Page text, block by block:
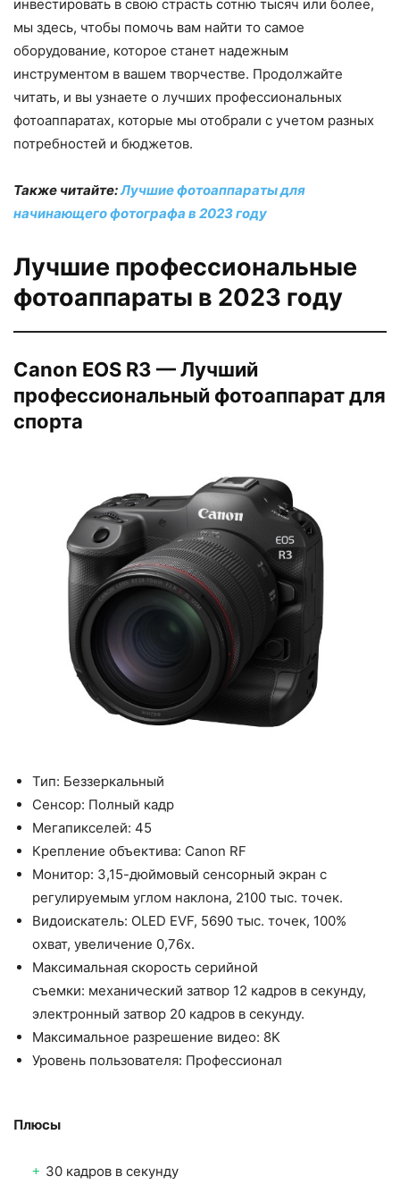
инвестировать в свою страсть сотню тысяч или более,
мы здесь, чтобы помочь вам найти то самое
оборудование, которое станет надежным
инструментом в вашем творчестве. Продолжайте
читать, и вы узнаете о лучших профессиональных
фотоаппаратах, которые мы отобрали с учетом разных
потребностей и бюджетов.
Также читайте:Лучшие фотоаппараты для
начинающего фотографа в 2023 году
Лучшие профессиональные
фотоаппараты в 2023 году
Canon EOS R3 — Лучший
профессиональный фотоаппарат для
спорта
Тип: Беззеркальный
Сенсор: Полный кадр
Мегапикселей: 45
Крепление объектива: Canon RF
Монитор: 3,15-дюймовый сенсорный экран с
регулируемым углом наклона, 2100 тыс. точек.
Видоискатель: OLED EVF, 5690 тыс. точек, 100%
охват, увеличение 0,76x.
Максимальная скорость серийной
съемки: механический затвор 12 кадров в секунду,
электронный затвор 20 кадров в секунду.
Максимальное разрешение видео: 8K
Уровень пользователя: Профессионал
Плюсы
30 кадров в секунду